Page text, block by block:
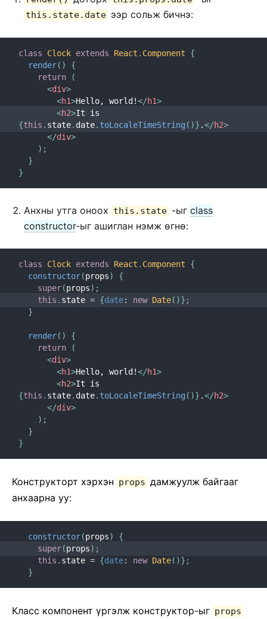
this.state.date ээр сольж бичнэ:
class Clock extends React . Component
{
render( )
{
return
(
<div>
<h1>Hello, world!</h1>
<h2>
{this . state. date. toLocaleTimeString ( )} .</h2>
</div>
) ;
}
}
Анхны утга оноох this.state -ыг class
constructor-ыг ашиглан нэмж ѳгнѳ:
class Clock extends React . Component
{
constructor(props)
{
super(props) ;
this . state = {date: new Date( )} ;
}
render( )
{
return
(
<div>
<h1>Hello, world!</h1>
<h2>
{this . state. date. toLocaleTimeString( )} .</h2>
</div>
) ;
}
}
Конструкторт хэрхэн props дамжуулж байгааг
анхаарна уу:
constructor(props)
{
super(props) ;
this . state = {date: new Date( )} ;
}
Класс компонент үргэлж конструктор-ыг props